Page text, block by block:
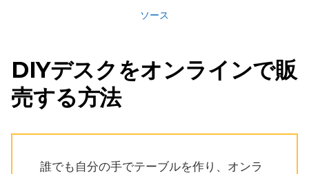
ソース
DIYデスクをオンラインで販
売する方法
誰でも自分の手でテーブルを作り、オンラ